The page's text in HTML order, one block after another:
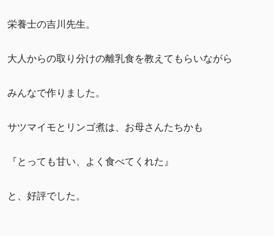
栄養士の吉川先生。
大人からの取り分けの離乳食を教えてもらいながら
みんなで作りました。
サツマイモとリンゴ煮は、お母さんたちかも
『とっても甘い、よく食べてくれた』
と、好評でした。